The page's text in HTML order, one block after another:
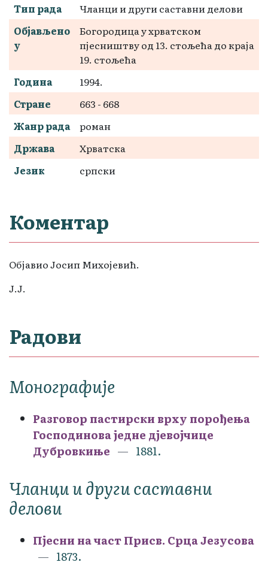
Тип рада
Чланци и други саставни делови
Објављено
у
Богородица у хрватском
пјесништву од 13. стољећа до краја
19. стољећа
Година
1994.
Стране
663 - 668
Жанр рада
роман
Држава
Хрватска
Језик
српски
Коментар
Објавио Јосип Михојевић.
Ј.Ј.
Радови
Монографије
Разговор пастирски врху порођења
Господинова једне дјевојчице
Дубровкиње
1881.
Чланци и други саставни
делови
Пјесни на част Присв. Срца Језусова
1873.